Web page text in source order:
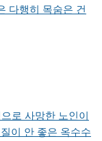
다행히 목숨은 건
로 사망한 노인이
이 안 좋은 옥수수